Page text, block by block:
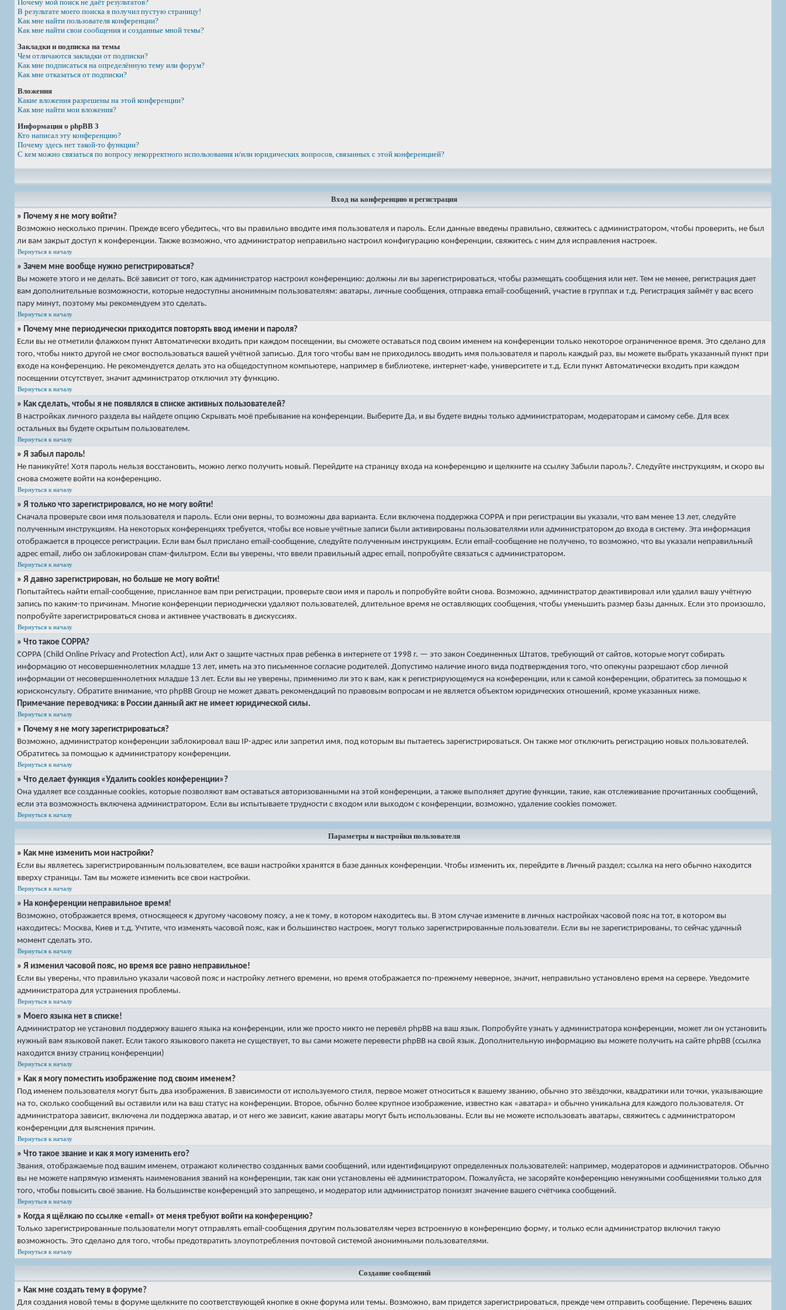
Почему мой поиск не даёт результатов?
В результате моего поиска я получил пустую страницу!
Как мне найти пользователя конференции?
Как мне найти свои сообщения и созданные мной темы?
Закладки и подписка на темы
Чем отличаются закладки от подписки?
Как мне подписаться на определённую тему или форум?
Как мне отказаться от подписки?
Вложения
Какие вложения разрешены на этой конференции?
Как мне найти мои вложения?
Информация о phpBB 3
Кто написал эту конференцию?
Почему здесь нет такой-то функции?
С кем можно связаться по вопросу некорректного использования и/или юридических вопросов, связанных с этой конференцией?
Вход на конференцию и регистрация
» Почему я не могу войти?
Возможно несколько причин. Прежде всего убедитесь, что вы правильно вводите имя пользователя и пароль. Если данные введены правильно, свяжитесь с администратором, чтобы проверить, не был
ли вам закрыт доступ к конференции. Также возможно, что администратор неправильно настроил конфигурацию конференции, свяжитесь с ним для исправления настроек.
Вернуться к началу
» Зачем мне вообще нужно регистрироваться?
Вы можете этого и не делать. Всё зависит от того, как администратор настроил конференцию: должны ли вы зарегистрироваться, чтобы размещать сообщения или нет. Тем не менее, регистрация дает
вам дополнительные возможности, которые недоступны анонимным пользователям: аватары, личные сообщения, отправка email-сообщений, участие в группах и т.д. Регистрация займёт у вас всего
пару минут, поэтому мы рекомендуем это сделать.
Вернуться к началу
» Почему мне периодически приходится повторять ввод имени и пароля?
Если вы не отметили флажком пунктАвтоматически входить при каждом посещении, вы сможете оставаться под своим именем на конференции только некоторое ограниченное время. Это сделано для
того, чтобы никто другой не смог воспользоваться вашей учётной записью. Для того чтобы вам не приходилось вводить имя пользователя и пароль каждый раз, вы можете выбрать указанный пункт при
входе на конференцию. Не рекомендуется делать это на общедоступном компьютере, например в библиотеке, интернет-кафе, университете и т.д. Если пунктАвтоматически входить при каждом
посещении отсутствует, значит администратор отключил эту функцию.
Вернуться к началу
» Как сделать, чтобы я не появлялся в списке активных пользователей?
В настройках личного раздела вы найдете опциюСкрывать моё пребывание на конференции. ВыберитеДа, и вы будете видны только администраторам, модераторам и самому себе. Для всех
остальных вы будете скрытым пользователем.
Вернуться к началу
» Я забыл пароль!
Не паникуйте! Хотя пароль нельзя восстановить, можно легко получить новый. Перейдите на страницу входа на конференцию и щелкните на ссылкуЗабыли пароль?. Следуйте инструкциям, и скоро вы
снова сможете войти на конференцию.
Вернуться к началу
» Я только что зарегистрировался, но не могу войти!
Сначала проверьте свои имя пользователя и пароль. Если они верны, то возможны два варианта. Если включена поддержка COPPA и при регистрации вы указали, что вам менее 13 лет, следуйте
полученным инструкциям. На некоторых конференциях требуется, чтобы все новые учётные записи были активированы пользователями или администратором до входа в систему. Эта информация
отображается в процессе регистрации. Если вам был прислано email-сообщение, следуйте полученным инструкциям. Если email-сообщение не получено, то возможно, что вы указали неправильный
адрес email, либо он заблокирован спам-фильтром. Если вы уверены, что ввели правильный адрес email, попробуйте связаться с администратором.
Вернуться к началу
» Я давно зарегистрирован, но больше не могу войти!
Попытайтесь найти email-сообщение, присланное вам при регистрации, проверьте свои имя и пароль и попробуйте войти снова. Возможно, администратор деактивировал или удалил вашу учётную
запись по каким-то причинам. Многие конференции периодически удаляют пользователей, длительное время не оставляющих сообщения, чтобы уменьшить размер базы данных. Если это произошло,
попробуйте зарегистрироваться снова и активнее участвовать в дискуссиях.
Вернуться к началу
» Что такое COPPA?
COPPA (Child Online Privacy and Protection Act), или Акт о защите частных прав ребенка в интернете от 1998 г. — это закон Соединенных Штатов, требующий от сайтов, которые могут собирать
информацию от несовершеннолетних младше 13 лет, иметь на это письменное согласие родителей. Допустимо наличие иного вида подтверждения того, что опекуны разрешают сбор личной
информации от несовершеннолетних младше 13 лет. Если вы не уверены, применимо ли это к вам, как к регистрирующемуся на конференции, или к самой конференции, обратитесь за помощью к
юрисконсульту. Обратите внимание, что phpBB Group не может давать рекомендаций по правовым вопросам и не является объектом юридических отношений, кроме указанных ниже.
Примечание переводчика: в России данный акт не имеет юридической силы.
Вернуться к началу
» Почему я не могу зарегистрироваться?
Возможно, администратор конференции заблокировал ваш IP-адрес или запретил имя, под которым вы пытаетесь зарегистрироваться. Он также мог отключить регистрацию новых пользователей.
Обратитесь за помощью к администратору конференции.
Вернуться к началу
» Что делает функция «Удалить cookies конференции»?
Она удаляет все созданные cookies, которые позволяют вам оставаться авторизованными на этой конференции, а также выполняет другие функции, такие, как отслеживание прочитанных сообщений,
если эта возможность включена администратором. Если вы испытываете трудности с входом или выходом с конференции, возможно, удаление cookies поможет.
Вернуться к началу
Параметры и настройки пользователя
» Как мне изменить мои настройки?
Если вы являетесь зарегистрированным пользователем, все ваши настройки хранятся в базе данных конференции. Чтобы изменить их, перейдите вЛичный раздел; ссылка на него обычно находится
вверху страницы. Там вы можете изменить все свои настройки.
Вернуться к началу
» На конференции неправильное время!
Возможно, отображается время, относящееся к другому часовому поясу, а не к тому, в котором находитесь вы. В этом случае измените в личных настройках часовой пояс на тот, в котором вы
находитесь: Москва, Киев и т.д. Учтите, что изменять часовой пояс, как и большинство настроек, могут только зарегистрированные пользователи. Если вы не зарегистрированы, то сейчас удачный
момент сделать это.
Вернуться к началу
» Я изменил часовой пояс, но время все равно неправильное!
Если вы уверены, что правильно указали часовой пояс и настройку летнего времени, но время отображается по-прежнему неверное, значит, неправильно установлено время на сервере. Уведомите
администратора для устранения проблемы.
Вернуться к началу
» Моего языка нет в списке!
Администратор не установил поддержку вашего языка на конференции, или же просто никто не перевёл phpBB на ваш язык. Попробуйте узнать у администратора конференции, может ли он установить
нужный вам языковой пакет. Если такого языкового пакета не существует, то вы сами можете перевести phpBB на свой язык. Дополнительную информацию вы можете получить на сайте phpBB (ссылка
находится внизу страниц конференции)
Вернуться к началу
» Как я могу поместить изображение под своим именем?
Под именем пользователя могут быть два изображения. В зависимости от используемого стиля, первое может относиться к вашему званию, обычно это звёздочки, квадратики или точки, указывающие
на то, сколько сообщений вы оставили или на ваш статус на конференции. Второе, обычно более крупное изображение, известно как «аватара» и обычно уникальна для каждого пользователя. От
администратора зависит, включена ли поддержка аватар, и от него же зависит, какие аватары могут быть использованы. Если вы не можете использовать аватары, свяжитесь с администратором
конференции для выяснения причин.
Вернуться к началу
» Что такое звание и как я могу изменить его?
Звания, отображаемые под вашим именем, отражают количество созданных вами сообщений, или идентифицируют определенных пользователей: например, модераторов и администраторов. Обычно
вы не можете напрямую изменять наименования званий на конференции, так как они установлены её администратором. Пожалуйста, не засоряйте конференцию ненужными сообщениями только для
того, чтобы повысить своё звание. На большинстве конференций это запрещено, и модератор или администратор понизят значение вашего счётчика сообщений.
Вернуться к началу
» Когда я щёлкаю по ссылке «email» от меня требуют войти на конференцию?
Только зарегистрированные пользователи могут отправлять email-сообщения другим пользователям через встроенную в конференцию форму, и только если администратор включил такую
возможность. Это сделано для того, чтобы предотвратить злоупотребления почтовой системой анонимными пользователями.
Вернуться к началу
Создание сообщений
» Как мне создать тему в форуме?
Для создания новой темы в форуме щелкните по соответствующей кнопке в окне форума или темы. Возможно, вам придется зарегистрироваться, прежде чем отправить сообщение. Перечень ваших